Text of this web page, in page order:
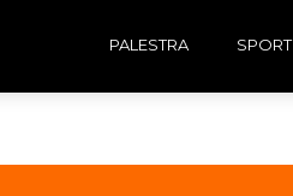
PALESTRA SPORT